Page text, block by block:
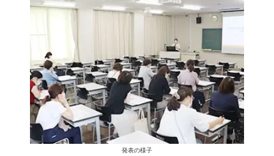
発表の様子